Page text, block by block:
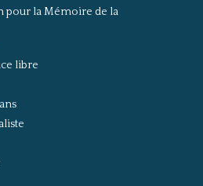
pour la Mémoire de la
libre